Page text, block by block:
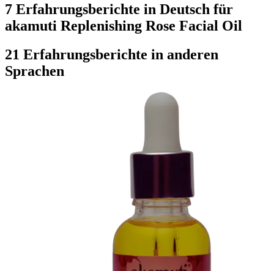
7 Erfahrungsberichte in Deutsch für
akamuti Replenishing Rose Facial Oil
21 Erfahrungsberichte in anderen
Sprachen